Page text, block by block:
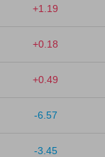
+1.19
+0.18
+0.49
-6.57
-3.45